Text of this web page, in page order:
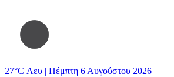
27°C Λευ | Πέμπτη 6 Αυγούστου 2026